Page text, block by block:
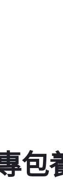
包